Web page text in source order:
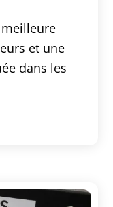
et une
dans les